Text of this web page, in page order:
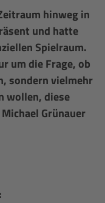
hinweg in
und hatte
Spielraum.
um die Frage, ob
sondern vielmehr
wollen, diese
Grünauer